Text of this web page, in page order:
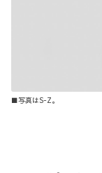
■写真はS-Z。